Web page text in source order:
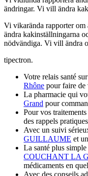
ändringar. Vi vill ändra
Vi vikarända rapporter
ändra kakinställningarna
nödvändiga. Vi vill ändra
tipectron.
Votre relais santé
Rhône pour faire de
La pharmacie qui
Grand pour
Pour vos
des rappels
Avec un suivi
GUILLAUME et
La santé plus
COUCHANT LA
médicaments en
Avec des conseils